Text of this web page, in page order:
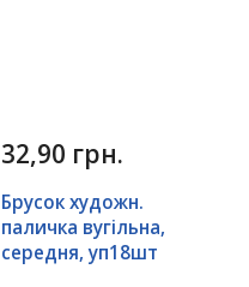
32,90 грн.
Брусок художн.
паличка вугільна,
середня, уп18шт